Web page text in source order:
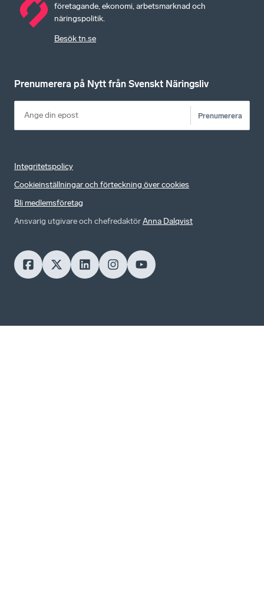
företagande, ekonomi, arbetsmarknad och
näringspolitik.
Besök tn.se
Prenumerera på Nytt från Svenskt Näringsliv
Prenumerera
Integritetspolicy
Cookieinställningar och förteckning över cookies
Bli medlemsföretag
Ansvarig utgivare och chefredaktörAnna Dalqvist